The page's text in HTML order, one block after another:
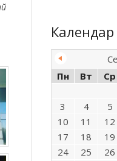
Пн
Вт Ср
3
4 5
10
11 12
17
18 19
24
25 26